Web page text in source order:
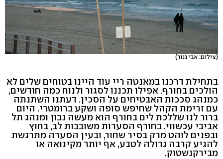
(צילום: אבי גנור)
בתחילת דרכנו במאנטה ריי עוד היינו בטוחים שלים לא
הולכים בחורף. אפילו תכננו לסגור ולנוח כמה חודשים,
כמנהג סככות האבטיחים על הסכין. דעתנו השתנתה
עם זרימת הקהל שחיפש סופה ושקע ברומטרי. היום
ברור לנו שללכת לים בחורף הוא מעשה נבון ומנהג תל
אביבי עכשווי. בחורף הסערות משובבות לב, בחוץ
ובפנים לוהט מרק בסיר שחור, ובעין הסערה מתרגשת
להגיע קרבה גדולה לטבע, אף יותר מקינואה או
מבירקנשטוק.